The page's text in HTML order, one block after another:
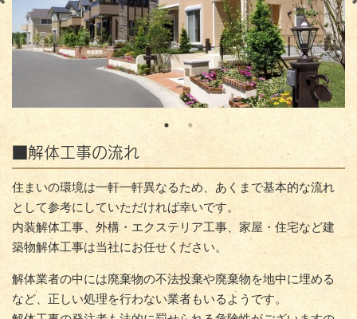
■解体工事の流れ
住まいの環境は一軒一軒異なるため、あくまで基本的な流れ
として参考にしていただければ幸いです。
内装解体工事、外構・エクステリア工事、家屋・住宅など建
築物解体工事は当社にお任せください。
解体業者の中には廃棄物の不法投棄や廃棄物を地中に埋める
など、正しい処理を行わない業者もいるようです。